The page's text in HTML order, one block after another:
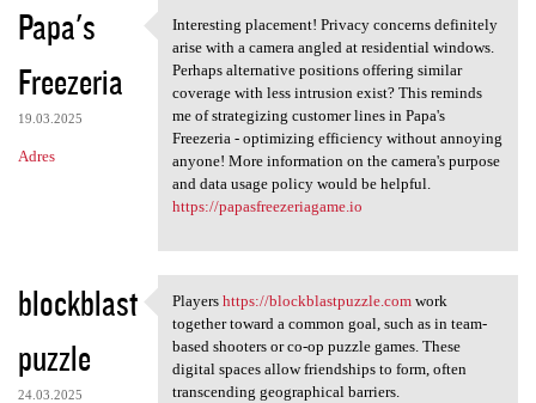
Papa's
Freezeria
19.03.2025
Adres
Interesting placement!
Interesting placement! Privacy concerns definitely
arise with a camera angled at residential windows.
Perhaps alternative positions offering similar
coverage with less intrusion exist? This reminds
me of strategizing customer lines in Papa's
Freezeria - optimizing efficiency without annoying
anyone! More information on the camera's purpose
and data usage policy would be helpful.
https://papasfreezeriagame.io
blockblast
puzzle
24.03.2025
Players https:/
Players https://blockblastpuzzle.comwork
together toward a common goal, such as in team-
based shooters or co-op puzzle games. These
digital spaces allow friendships to form, often
transcending geographical barriers.